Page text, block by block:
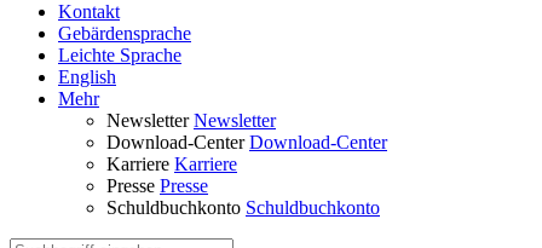
Kontakt
Gebärdensprache
Leichte Sprache
English
Mehr
Newsletter Newsletter
Download-Center Download-Center
Karriere Karriere
Presse Presse
Schuldbuchkonto Schuldbuchkonto